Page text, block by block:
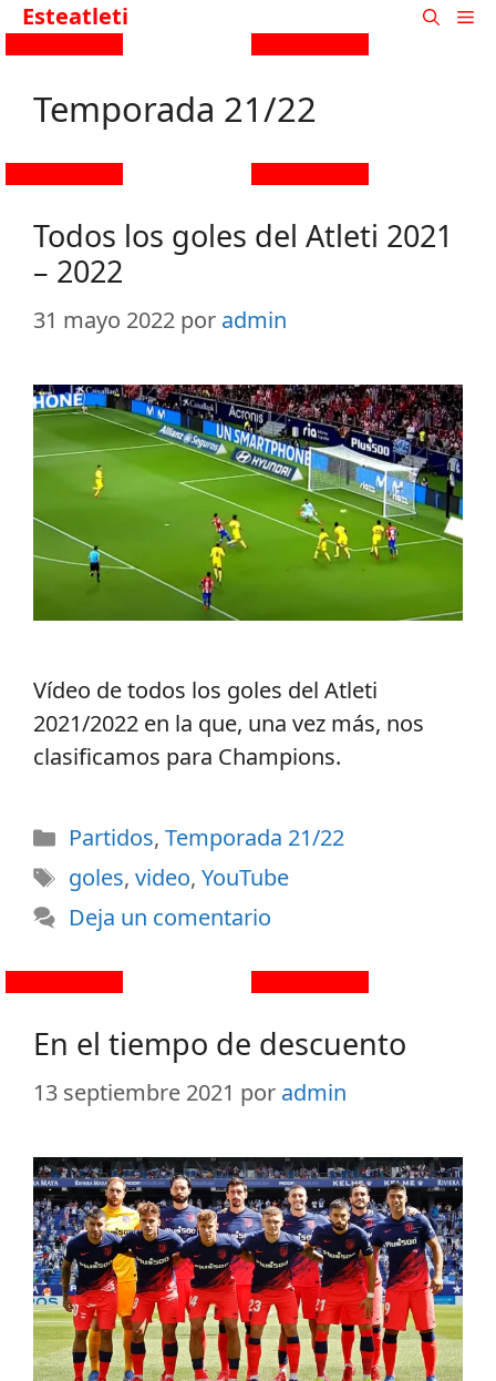
Esteatleti
Temporada 21/22
Todos los goles del Atleti 2021
– 2022
31 mayo 2022 por admin
Vídeo de todos los goles del Atleti
2021/2022 en la que, una vez más, nos
clasificamos para Champions.
Partidos, Temporada 21/22
goles, video, YouTube
Deja un comentario
En el tiempo de descuento
13 septiembre 2021 por admin